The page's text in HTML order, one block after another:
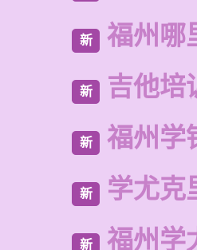
新 福州哪
新 吉他培
新 福州学
新 学尤克
新 福州学